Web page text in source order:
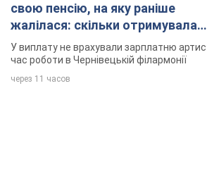
свою пенсію, на яку раніше
жалілася: скільки отримувала
співачка
У виплату не врахували зарплатню
час роботи в Чернівецькій філармонії
через 11 часов